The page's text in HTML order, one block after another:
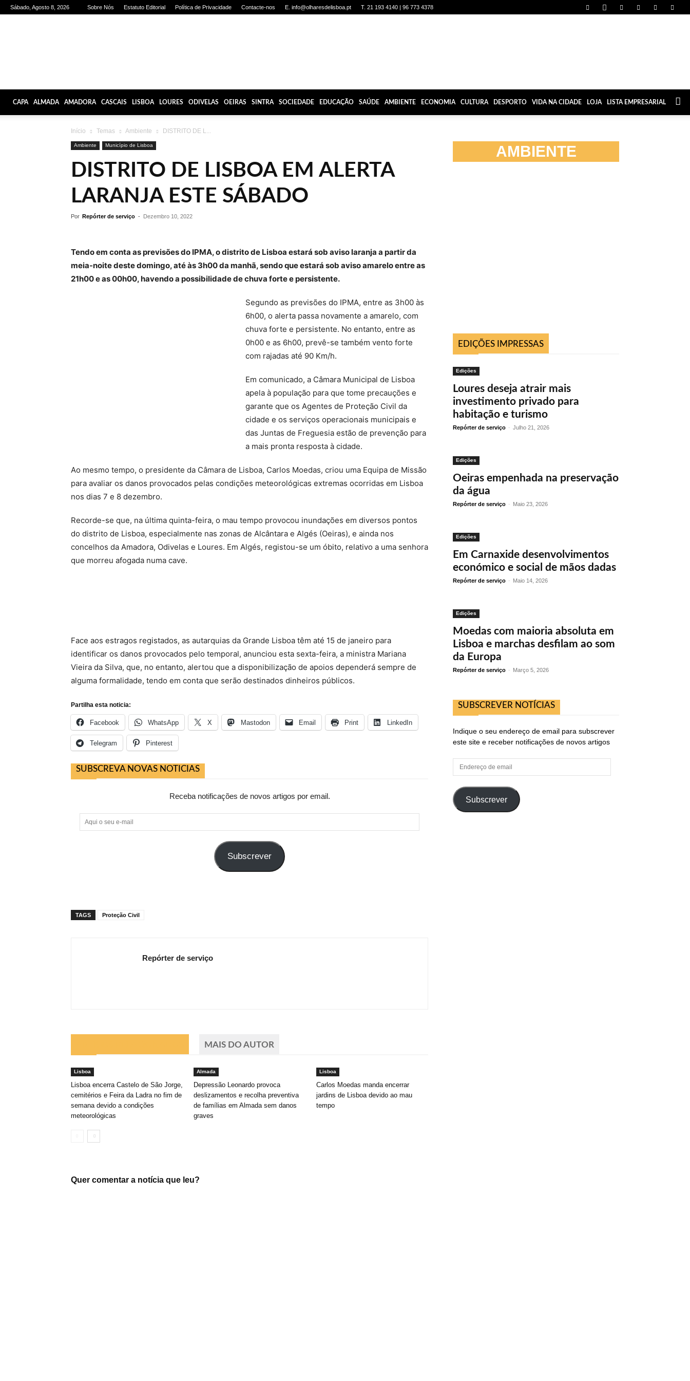
Sábado, Agosto 8, 2026 Sobre Nós Estatuto Editorial Política de Privacidade Contacte-nos E. info@olharesdelisboa.pt T. 21 193 4140 | 96 773 4378
CAPA ALMADA AMADORA CASCAIS LISBOA LOURES ODIVELAS OEIRAS SINTRA SOCIEDADE EDUCAÇÃO SAÚDE AMBIENTE ECONOMIA CULTURA DESPORTO VIDA NA CIDADE LOJA LISTA EMPRESARIAL
Início Temas Ambiente DISTRITO DE L...
Ambiente Município de Lisboa
DISTRITO DE LISBOA EM ALERTA
LARANJA ESTE SÁBADO
Por Repórter de serviço - Dezembro 10, 2022
Tendo em conta as previsões do IPMA, o distrito de Lisboa estará sob aviso laranja a partir da
meia-noite deste domingo, até às 3h00 da manhã, sendo que estará sob aviso amarelo entre as
21h00 e as 00h00, havendo a possibilidade de chuva forte e persistente.
Segundo as previsões do IPMA, entre as 3h00 às
6h00, o alerta passa novamente a amarelo, com
chuva forte e persistente. No entanto, entre as
0h00 e as 6h00, prevê-se também vento forte
com rajadas até 90 Km/h.
Em comunicado, a Câmara Municipal de Lisboa
apela à população para que tome precauções e
garante que os Agentes de Proteção Civil da
cidade e os serviços operacionais municipais e
das Juntas de Freguesia estão de prevenção para
a mais pronta resposta à cidade.
Ao mesmo tempo, o presidente da Câmara de Lisboa, Carlos Moedas, criou uma Equipa de Missão
para avaliar os danos provocados pelas condições meteorológicas extremas ocorridas em Lisboa
nos dias 7 e 8 dezembro.
Recorde-se que, na última quinta-feira, o mau tempo provocou inundações em diversos pontos
do distrito de Lisboa, especialmente nas zonas de Alcântara e Algés (Oeiras), e ainda nos
concelhos da Amadora, Odivelas e Loures. Em Algés, registou-se um óbito, relativo a uma senhora
que morreu afogada numa cave.
Face aos estragos registados, as autarquias da Grande Lisboa têm até 15 de janeiro para
identificar os danos provocados pelo temporal, anunciou esta sexta-feira, a ministra Mariana
Vieira da Silva, que, no entanto, alertou que a disponibilização de apoios dependerá sempre de
alguma formalidade, tendo em conta que serão destinados dinheiros públicos.
Partilha esta noticia:
Facebook WhatsApp X Mastodon Email Print LinkedIn
Telegram Pinterest
SUBSCREVA NOVAS NOTICIAS
Receba notificações de novos artigos por email.
Aqui
o
Subscrever
TAGS Proteção Civil
Repórter de serviço
MAIS DO AUTOR
Lisboa
Lisboa encerra Castelo de São Jorge,
cemitérios e Feira da Ladra no fim de
semana devido a condições
meteorológicas
Almada
Depressão Leonardo provoca
deslizamentos e recolha preventiva
de famílias em Almada sem danos
graves
Lisboa
Carlos Moedas manda encerrar
jardins de Lisboa devido ao mau
tempo
Quer comentar a notícia que leu?
AMBIENTE
EDIÇÕES IMPRESSAS
Edições
Loures deseja atrair mais
investimento privado para
habitação e turismo
Repórter de serviço - Julho 21, 2026
Edições
Oeiras empenhada na preservação
da água
Repórter de serviço - Maio 23, 2026
Edições
Em Carnaxide desenvolvimentos
económico e social de mãos dadas
Repórter de serviço - Maio 14, 2026
Edições
Moedas com maioria absoluta em
Lisboa e marchas desfilam ao som
da Europa
Repórter de serviço - Março 5, 2026
SUBSCREVER NOTÍCIAS
Indique o seu endereço de email para subscrever
este site e receber notificações de novos artigos
Endereço
de
Subscrever